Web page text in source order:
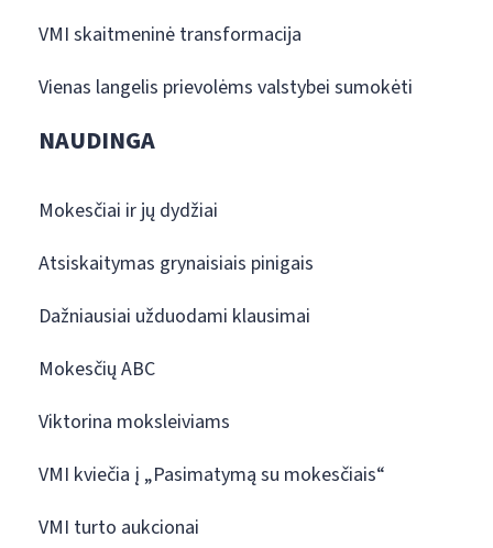
VMI skaitmeninė transformacija
Vienas langelis prievolėms valstybei sumokėti
NAUDINGA
Mokesčiai ir jų dydžiai
Atsiskaitymas grynaisiais pinigais
Dažniausiai užduodami klausimai
Mokesčių ABC
Viktorina moksleiviams
VMI kviečia į „Pasimatymą su mokesčiais“
VMI turto aukcionai